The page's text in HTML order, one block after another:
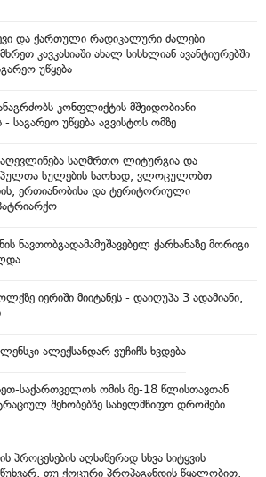
და ქართული რადიკალური ძალები
კავკასიაში ახალ სისხლიან ავანტიურებში
უწყება
კონფლიქტის მშვიდობიანი
საგარეო უწყება აგვისტოს ომზე
აღევლინება საღმრთო ლიტურგია და
სულების საოხად, ვლოცულობთ
ერთიანობისა და ტერიტორიული
ნავთობგადამამუშავებელ ქარხანაზე მორიგი
იერიში მიიტანეს - დაიღუპა 3 ადამიანი,
ალექსანდარ ვუჩიჩს ხვდება
საქართველოს ომის მე-18 წლისთავთან
შენობებზე სახელმწიფო დროშები
პროცესების აღსაწერად სხვა სიტყვის
თუ ქოცური პროპაგანდის წყალობით,